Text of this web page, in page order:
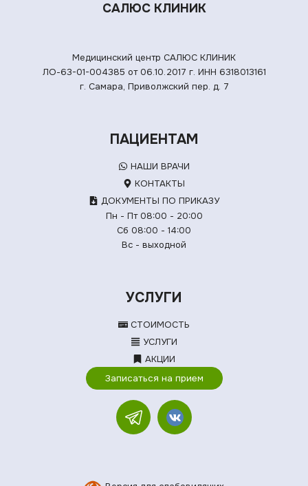
САЛЮС КЛИНИК
Медицинский центр САЛЮС КЛИНИК
ЛО-63-01-004385 от 06.10.2017 г. ИНН 6318013161
г. Самара, Приволжский пер. д. 7
ПАЦИЕНТАМ
НАШИ ВРАЧИ
КОНТАКТЫ
ДОКУМЕНТЫ ПО ПРИКАЗУ
Пн - Пт 08:00 - 20:00
Сб 08:00 - 14:00
Вс - выходной
УСЛУГИ
СТОИМОСТЬ
УСЛУГИ
АКЦИИ
Записаться на прием